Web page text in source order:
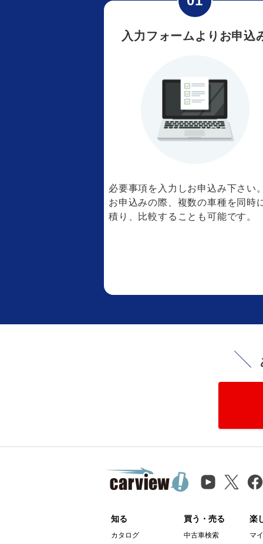
入力フォームよりお申込
必要事項を入力しお申込み下さい
お申込みの際、複数の車種を同時
積り、比較することも可能です。
知る
カタログ
買う・売る
中古車検索
楽
マ